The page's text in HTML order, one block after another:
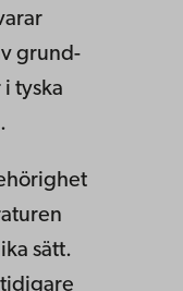
grund-
tyska
sätt.